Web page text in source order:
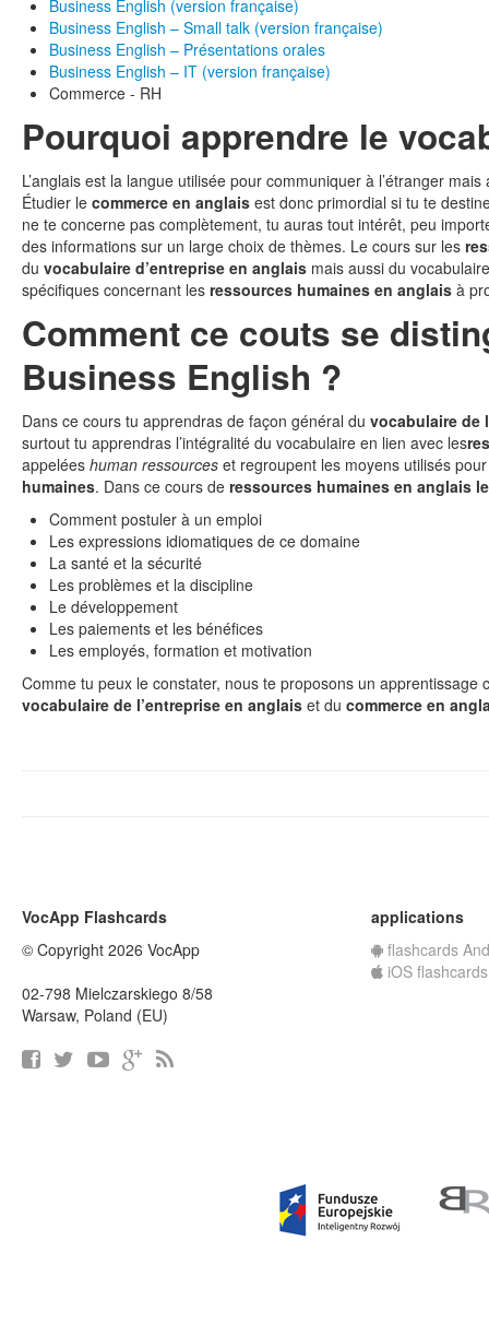
Business English (version française)
Business English – Small talk (version française)
Business English – Présentations orales
Business English – IT (version française)
Commerce - RH
Pourquoi apprendre le
L’anglais est la langue utilisée pour communiquer à l’étranger
Étudier le commerce en anglais est donc primordial si tu te
ne te concerne pas complètement, tu auras tout intérêt, peu
des informations sur un large choix de thèmes. Le cours sur les
du vocabulaire d’entreprise en anglais mais aussi du
spécifiques concernant les ressources humaines en anglais à
Comment ce couts se
Business English ?
Dans ce cours tu apprendras de façon général du vocabulaire de
surtout tu apprendras l’intégralité du vocabulaire en lien avec les
appelées human ressources et regroupent les moyens utilisés
humaines. Dans ce cours de ressources humaines en anglais
Comment postuler à un emploi
Les expressions idiomatiques de ce domaine
La santé et la sécurité
Les problèmes et la discipline
Le développement
Les paiements et les bénéfices
Les employés, formation et motivation
Comme tu peux le constater, nous te proposons un apprentissage
vocabulaire de l’entreprise en anglais et du commerce en
VocApp Flashcards
© Copyright 2026 VocApp
02-798 Mielczarskiego 8/58
Warsaw, Poland (EU)
applications
flashcards
iOS flashcards